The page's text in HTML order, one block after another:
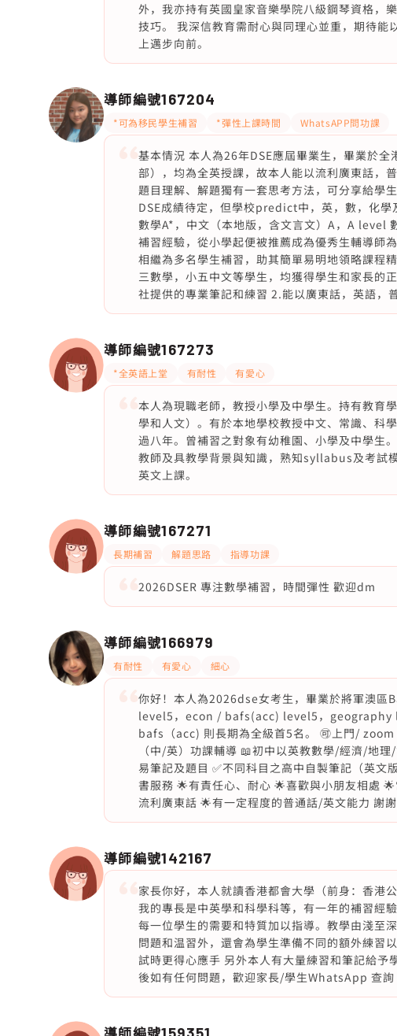
外，我亦持有英國皇家音樂學院八級鋼琴資格，
技巧。 我深信教育需耐心與同理心並重，期待
上邁步向前。
導師編號167204
*可為移民學生補習 *彈性上課時間 WhatsAPP問功課
基本情況 本人為26年DSE應屆畢業生，畢業於
部），均為全英授課，故本人能以流利廣東話，
題目理解、解題獨有一套思考方法，可分享給學
DSE成績待定，但學校predict中，英，數，化
數學A*，中文（本地版，含文言文）A，A level
補習經驗，從小學起便被推薦成為優秀生輔導師
相繼為多名學生補習，助其簡單易明地領略課程
三數學，小五中文等學生，均獲得學生和家長的
社提供的專業筆記和練習 2.能以廣東話，英語，
導師編號167273
*全英語上堂 有耐性 有愛心
本人為現職老師，教授小學及中學生。持有教育
學和人文）。有於本地學校教授中文、常識、科
過八年。曾補習之對象有幼稚園、小學及中學生
教師及具教學背景與知識，熟知syllabus及考試
英文上課。
導師編號167271
長期補習 解題思路 指導功課
2026DSER 專注數學補習，時間彈性 歡迎dm
導師編號166979
有耐性 有愛心 細心
你好！本人為2026dse女考生，畢業於將軍澳
level5，econ / bafs(acc) level5，geography
bafs（acc) 則長期為全級首5名。 🉑上門/
（中/英）功課輔導 📖初中以英教數學/經濟/地
易筆記及題目 ✅不同科目之高中自製筆記（英
書服務 🌟有責任心、耐心 🌟喜歡與小朋友相處
流利廣東話 🌟有一定程度的普通話/英文能力 謝
導師編號142167
家長你好，本人就讀香港都會大學（前身：香港
我的專長是中英學和科學科等，有一年的補習經
每一位學生的需要和特質加以指導。教學由淺至
問題和温習外，還會為學生準備不同的額外練習
試時更得心應手 另外本人有大量練習和筆記給
後如有任何問題，歡迎家長/學生WhatsApp 查詢